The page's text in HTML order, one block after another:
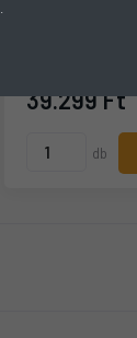
39.299 Ft
db